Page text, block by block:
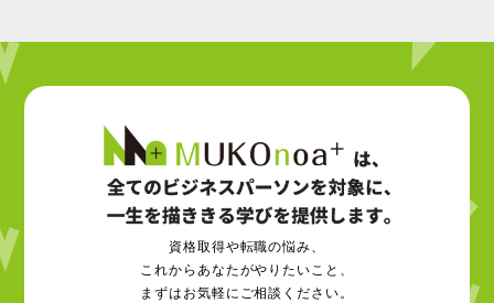
資格取得や転職の悩み、
これからあなたがやりたいこと、
まずはお気軽にご相談ください。